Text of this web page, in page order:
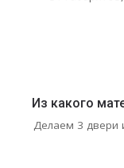
Из какого
Делаем 3 двери